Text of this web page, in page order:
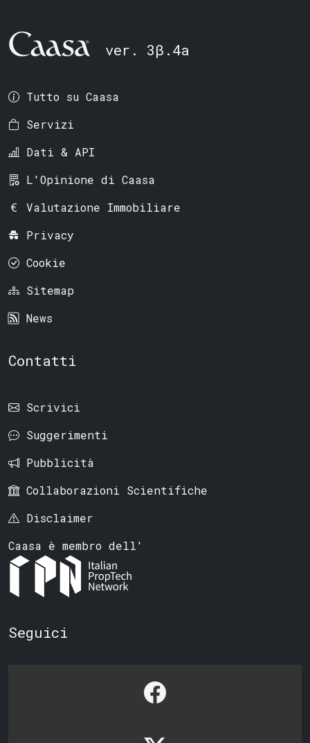
ver. 3β.4a
Tutto su Caasa
Servizi
Dati & API
L'Opinione di Caasa
Valutazione Immobiliare
Privacy
Cookie
Sitemap
News
Contatti
Scrivici
Suggerimenti
Pubblicità
Collaborazioni Scientifiche
Disclaimer
Caasa è membro dell'
Seguici